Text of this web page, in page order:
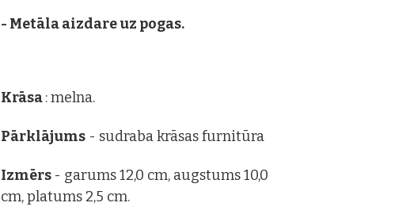
- Metāla aizdare uz pogas.
Krāsa: melna.
Pārklājums - sudraba krāsas furnitūra
Izmērs - garums 12,0 cm, augstums 10,0
cm, platums 2,5 cm.